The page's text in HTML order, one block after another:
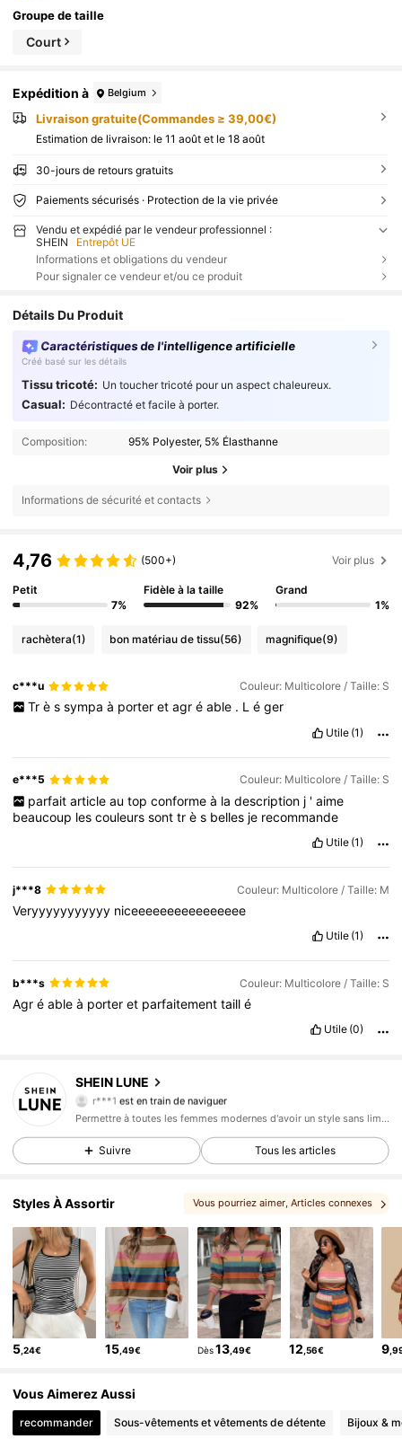
Groupe de taille
Court
Expédition à Belgium
Livraison gratuite(Commandes ≥ 39,00€)
Estimation de livraison: le 11 août et le 18 août
30-jours de retours gratuits
Paiements sécurisés · Protection de la vie privée
Vendu et expédié par le vendeur professionnel :
SHEIN
Entrepôt UE
Informations et obligations du vendeur
Pour signaler ce vendeur et/ou ce produit
Détails Du Produit
Caractéristiques de l'intelligence artificielle
Créé basé sur les détails
Tissu tricoté: Un toucher tricoté pour un aspect chaleureux.
Casual: Décontracté et facile à porter.
Composition: 95% Polyester, 5% Élasthanne
Voir plus
Informations de sécurité et contacts
4,76 (500+) Voir plus
Petit
7%
Fidèle à la taille
92%
Grand
1%
rachètera(1) bon matériau de tissu(56) magnifique(9)
c***u Couleur: Multicolore / Taille: S
Tr è s sympa à porter et agr é able . L é ger
Utile (1)
e***5 Couleur: Multicolore / Taille: S
parfait article au top conforme à la description j ' aime
beaucoup lescouleurssonttrès belles je recommande
Utile (1)
j***8 Couleur: Multicolore / Taille: M
Veryyyyyyyyyyy niceeeeeeeeeeeeeeee
Utile (1)
b***s Couleur: Multicolore / Taille: S
Agréableà porteret parfaitementtaillé
Utile (0)
SHEIN LUNE
4,85
1M Suiveurs
r***1 est en train de naviguer
4,85
1M Suiveurs
4,85
4,85
1M Suiveurs
4,85 1M Suiveurs
4,85 1M Suiveurs
4,85 1M Suiveurs
4,85 1M Suiveurs
Permettre à toutes les femmes modernes d'avoir un style sans limite.
Suivre Tous les articles
Styles À Assortir Vous pourriez aimer, Articles connexes
5 ,24€ 15 ,49€ Dès13,49€ 12 ,56€ 9
Vous Aimerez Aussi
recommander Sous-vêtements et vêtements de détente Bijoux &